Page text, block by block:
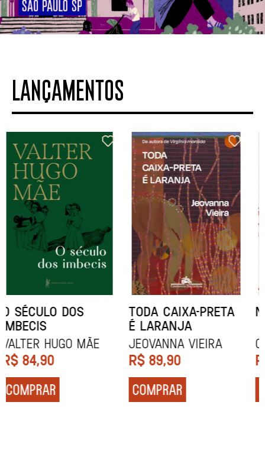
LANÇAMENTOS
NÓDOA
Calila da Mercê
R$ 79,90
COMPRAR
NARRAR HISTÓRIAS
John Berger
R$ 84,90
COMPRAR